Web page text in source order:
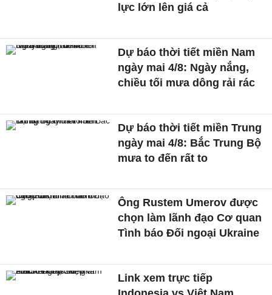
lực lớn lên giá cả
Dự báo thời tiết miền Nam
ngày mai 4/8: Ngày nắng,
chiều tối mưa dông rải rác
Dự báo thời tiết miền Trung
ngày mai 4/8: Bắc Trung Bộ
mưa to đến rất to
Ông Rustem Umerov được
chọn làm lãnh đạo Cơ quan
Tình báo Đối ngoại Ukraine
Link xem trực tiếp